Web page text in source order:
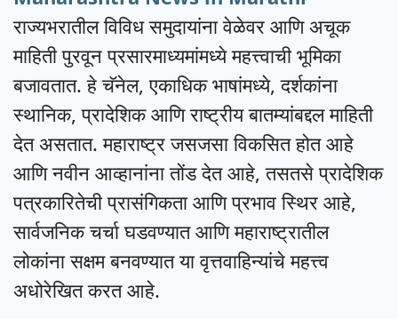
राज्यभरातील विविध समुदायांना वेळेवर आणि अचूक
माहिती पुरवून प्रसारमाध्यमांमध्ये महत्त्वाची भूमिका
बजावतात. हे चॅनेल, एकाधिक भाषांमध्ये, दर्शकांना
स्थानिक, प्रादेशिक आणि राष्ट्रीय बातम्यांबद्दल माहिती
देत असतात. महाराष्ट्र जसजसा विकसित होत आहे
आणि नवीन आव्हानांना तोंड देत आहे, तसतसे प्रादेशिक
पत्रकारितेची प्रासंगिकता आणि प्रभाव स्थिर आहे,
सार्वजनिक चर्चा घडवण्यात आणि महाराष्ट्रातील
लोकांना सक्षम बनवण्यात या वृत्तवाहिन्यांचे महत्त्व
अधोरेखित करत आहे.